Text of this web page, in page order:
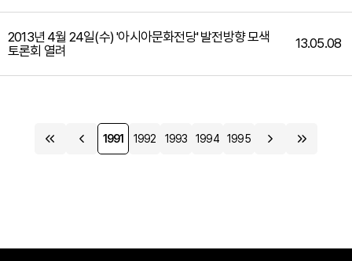
2013년 4월 24일(수) '아시아문화전당' 발전방향 모색
토론회 열려
13.05.08
1991 1992 1993 1994 1995